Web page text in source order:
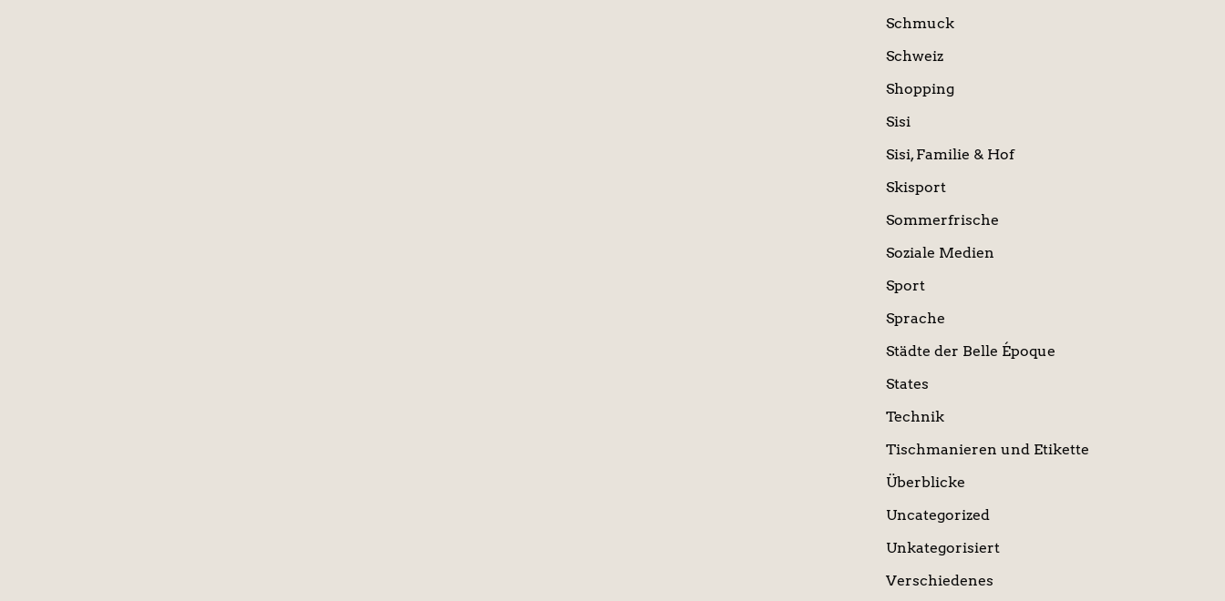
Schmuck
Schweiz
Shopping
Sisi
Sisi, Familie & Hof
Skisport
Sommerfrische
Soziale Medien
Sport
Sprache
Städte der Belle Époque
States
Technik
Tischmanieren und Etikette
Überblicke
Uncategorized
Unkategorisiert
Verschiedenes